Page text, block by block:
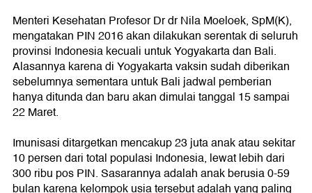
Menteri Kesehatan Profesor Dr dr Nila Moeloek, SpM(K),
mengatakan PIN 2016 akan dilakukan serentak di seluruh
provinsi Indonesia kecuali untuk Yogyakarta dan Bali.
Alasannya karena di Yogyakarta vaksin sudah diberikan
sebelumnya sementara untuk Bali jadwal pemberian
hanya ditunda dan baru akan dimulai tanggal 15 sampai
22 Maret.
Imunisasi ditargetkan mencakup 23 juta anak atau sekitar
10 persen dari total populasi Indonesia, lewat lebih dari
300 ribu pos PIN. Sasarannya adalah anak berusia 0-59
bulan karena kelompok usia tersebut adalah yang paling